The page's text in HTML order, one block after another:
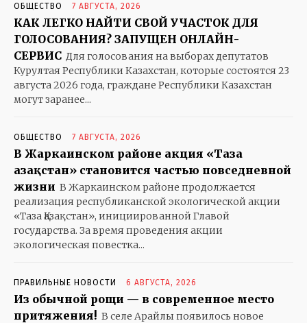
ОБЩЕСТВО 7 АВГУСТА, 2026
КАК ЛЕГКО НАЙТИ СВОЙ УЧАСТОК ДЛЯ
ГОЛОСОВАНИЯ? ЗАПУЩЕН ОНЛАЙН-
СЕРВИС Для голосования на выборах депутатов
Курултая Республики Казахстан, которые состоятся 23
августа 2026 года, граждане Республики Казахстан
могут заранее...
ОБЩЕСТВО 7 АВГУСТА, 2026
В Жаркаинском районе акция «Таза
Қазақстан» становится частью повседневной
жизни В Жаркаинском районе продолжается
реализация республиканской экологической акции
«Таза Қазақстан», инициированной Главой
государства. За время проведения акции
экологическая повестка...
ПРАВИЛЬНЫЕ НОВОСТИ 6 АВГУСТА, 2026
Из обычной рощи — в современное место
притяжения! В селе Арайлы появилось новое